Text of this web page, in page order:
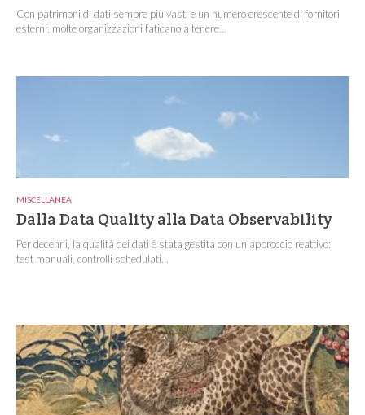
Con patrimoni di dati sempre più vasti e un numero crescente di fornitori
esterni, molte organizzazioni faticano a tenere...
MISCELLANEA
Dalla Data Quality alla Data Observability
Per decenni, la qualità dei dati è stata gestita con un approccio reattivo:
test manuali, controlli schedulati...